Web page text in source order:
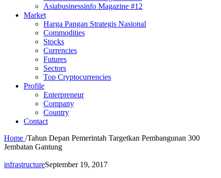
Asiabusinessinfo Magazine #12
Market
Harga Pangan Strategis Nasional
Commodities
Stocks
Currencies
Futures
Sectors
Top Cryptocurrencies
Profile
Enterpreneur
Company
Country
Contact
Home /Tahun Depan Pemerintah Targetkan Pembangunan 300
Jembatan Gantung
infrastructureSeptember 19, 2017